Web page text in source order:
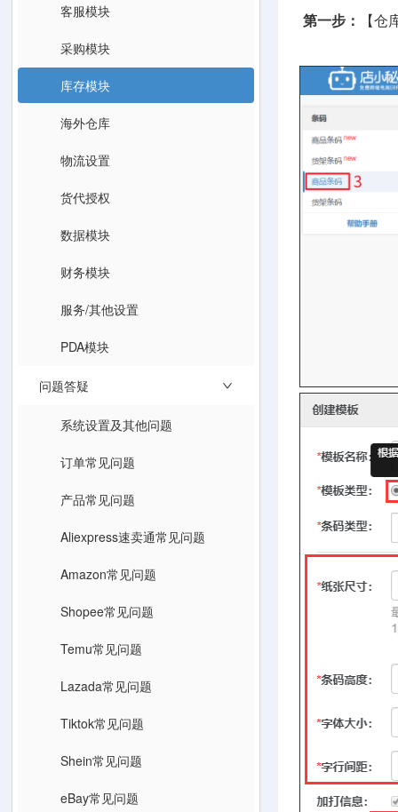
客服模块
采购模块
库存模块
海外仓库
物流设置
货代授权
数据模块
财务模块
服务/其他设置
PDA模块
问题答疑
系统设置及其他问题
订单常见问题
产品常见问题
Aliexpress速卖通常见问题
Amazon常见问题
Shopee常见问题
Temu常见问题
Lazada常见问题
Tiktok常见问题
Shein常见问题
eBay常见问题
第一步： 【